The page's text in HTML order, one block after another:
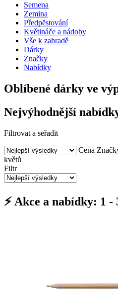
Semena
Zemina
Předpěstování
Květináče a nádoby
Vše k zahradě
Dárky
Značky
Nabídky
Oblíbené dárky ve
Nejvýhodnější
Filtrovat a seřadit
Cena
květů
Filtr
⚡ Akce a nabídky: 1